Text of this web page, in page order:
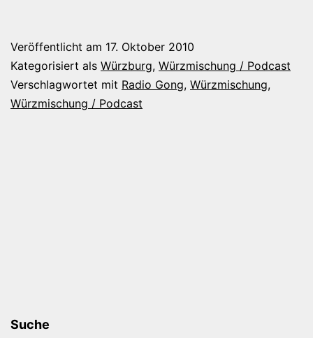
mit
Veröffentlicht am 17. Oktober 2010
Kategorisiert als Würzburg, Würzmischung / Podcast
Verschlagwortet mit Radio Gong, Würzmischung,
Würzmischung / Podcast
Suche